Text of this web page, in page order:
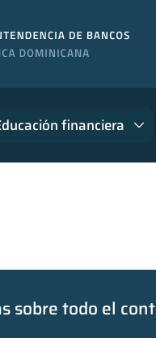
financiera
sobre todo el